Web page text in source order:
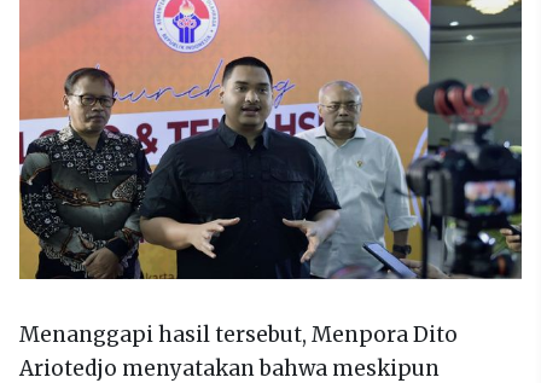
Menanggapi hasil tersebut, Menpora Dito
Ariotedjo menyatakan bahwa meskipun